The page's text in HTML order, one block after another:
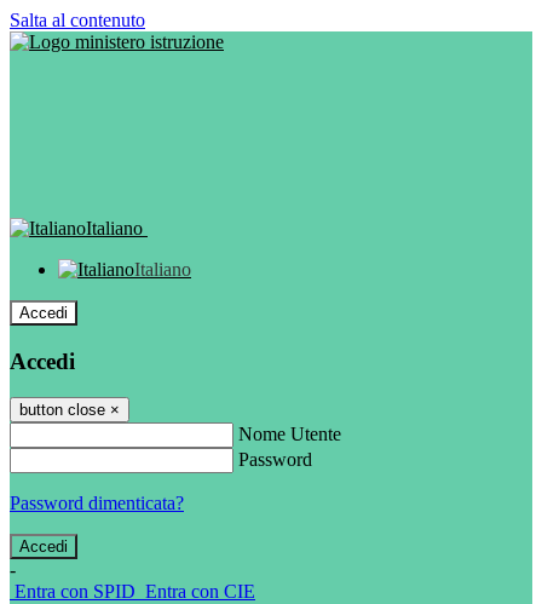
Salta al contenuto
Italiano
Italiano
Accedi
Accedi
button close ×
Nome Utente
Password
Password dimenticata?
-
Entra con SPID Entra con CIE